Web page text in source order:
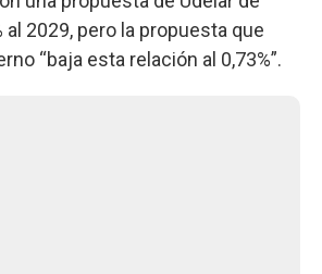
al 2029, pero la propuesta que
“baja esta relación al 0,73%”.